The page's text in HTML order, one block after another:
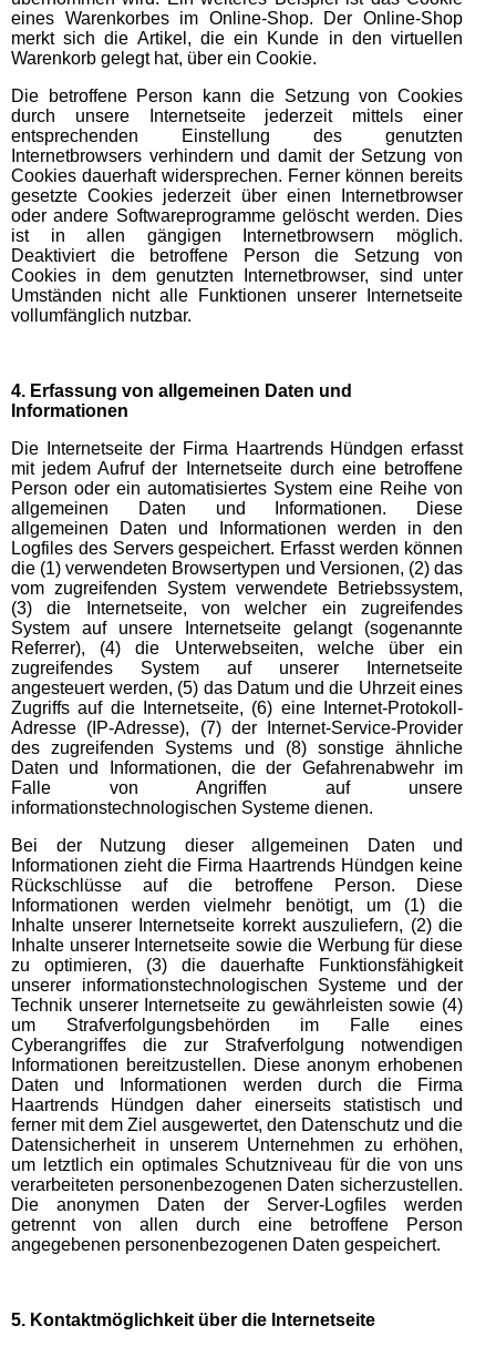
eines Warenkorbes im Online-Shop. Der Online-Shop
merkt sich die Artikel, die ein Kunde in den virtuellen
Warenkorb gelegt hat, über ein Cookie.
Die betroffene Person kann die Setzung von Cookies
durch unsere Internetseite jederzeit mittels einer
entsprechenden Einstellung des genutzten
Internetbrowsers verhindern und damit der Setzung von
Cookies dauerhaft widersprechen. Ferner können bereits
gesetzte Cookies jederzeit über einen Internetbrowser
oder andere Softwareprogramme gelöscht werden. Dies
ist in allen gängigen Internetbrowsern möglich.
Deaktiviert die betroffene Person die Setzung von
Cookies in dem genutzten Internetbrowser, sind unter
Umständen nicht alle Funktionen unserer Internetseite
vollumfänglich nutzbar.
4. Erfassung von allgemeinen Daten und
Informationen
Die Internetseite der Firma Haartrends Hündgen erfasst
mit jedem Aufruf der Internetseite durch eine betroffene
Person oder ein automatisiertes System eine Reihe von
allgemeinen Daten und Informationen. Diese
allgemeinen Daten und Informationen werden in den
Logfiles des Servers gespeichert. Erfasst werden können
die (1) verwendeten Browsertypen und Versionen, (2) das
vom zugreifenden System verwendete Betriebssystem,
(3) die Internetseite, von welcher ein zugreifendes
System auf unsere Internetseite gelangt (sogenannte
Referrer), (4) die Unterwebseiten, welche über ein
zugreifendes System auf unserer Internetseite
angesteuert werden, (5) das Datum und die Uhrzeit eines
Zugriffs auf die Internetseite, (6) eine Internet-Protokoll-
Adresse (IP-Adresse), (7) der Internet-Service-Provider
des zugreifenden Systems und (8) sonstige ähnliche
Daten und Informationen, die der Gefahrenabwehr im
Falle von Angriffen auf unsere
informationstechnologischen Systeme dienen.
Bei der Nutzung dieser allgemeinen Daten und
Informationen zieht die Firma Haartrends Hündgen keine
Rückschlüsse auf die betroffene Person. Diese
Informationen werden vielmehr benötigt, um (1) die
Inhalte unserer Internetseite korrekt auszuliefern, (2) die
Inhalte unserer Internetseite sowie die Werbung für diese
zu optimieren, (3) die dauerhafte Funktionsfähigkeit
unserer informationstechnologischen Systeme und der
Technik unserer Internetseite zu gewährleisten sowie (4)
um Strafverfolgungsbehörden im Falle eines
Cyberangriffes die zur Strafverfolgung notwendigen
Informationen bereitzustellen. Diese anonym erhobenen
Daten und Informationen werden durch die Firma
Haartrends Hündgen daher einerseits statistisch und
ferner mit dem Ziel ausgewertet, den Datenschutz und die
Datensicherheit in unserem Unternehmen zu erhöhen,
um letztlich ein optimales Schutzniveau für die von uns
verarbeiteten personenbezogenen Daten sicherzustellen.
Die anonymen Daten der Server-Logfiles werden
getrennt von allen durch eine betroffene Person
angegebenen personenbezogenen Daten gespeichert.
5. Kontaktmöglichkeit über die Internetseite